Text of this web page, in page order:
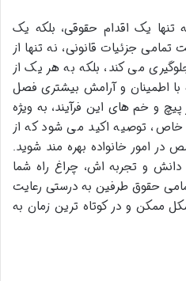
تنها یک اقدام حقوقی، بلکه یک
جزئیات قانونی، نه تنها از
می کند، بلکه به هر یک از
اطمینان و آرامش بیشتری فصل
پیچ و خم های این فرآیند، به ویژه
خاص، توصیه اکید می شود که از
امور خانواده بهره مند شوید.
دانش و تجربه اش، چراغ راه شما
حقوق طرفین به درستی رعایت
ممکن و در کوتاه ترین زمان به